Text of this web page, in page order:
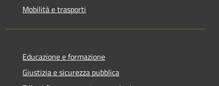
Mobilità e trasporti
Educazione e formazione
Giustizia e sicurezza pubblica